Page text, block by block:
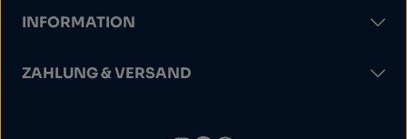
INFORMATION
ZAHLUNG & VERSAND